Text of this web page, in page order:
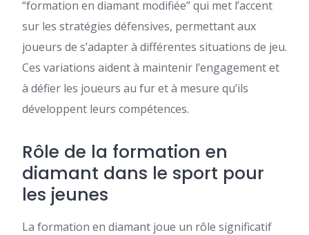
“formation en diamant modifiée” qui met l’accent
sur les stratégies défensives, permettant aux
joueurs de s’adapter à différentes situations de jeu.
Ces variations aident à maintenir l’engagement et
à défier les joueurs au fur et à mesure qu’ils
développent leurs compétences.
Rôle de la formation en
diamant dans le sport pour
les jeunes
La formation en diamant joue un rôle significatif